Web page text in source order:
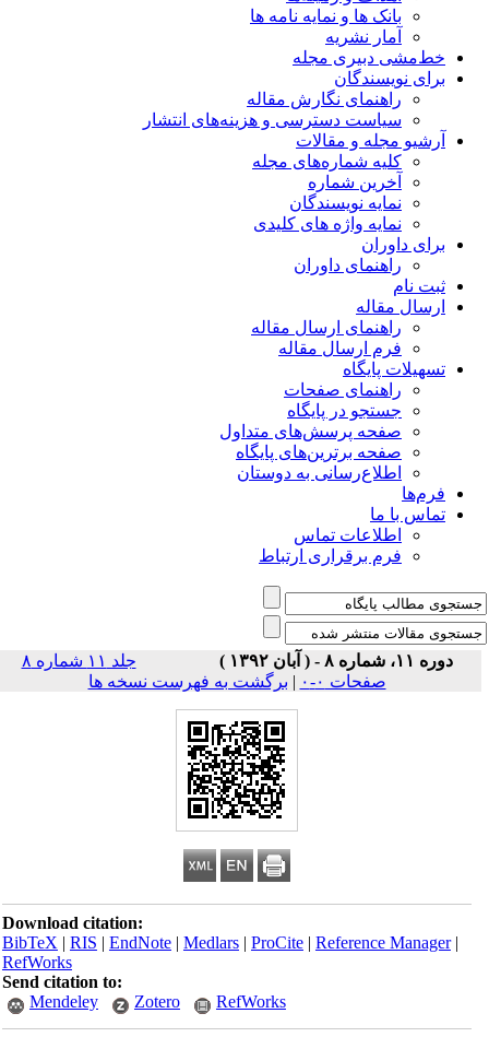
بانک ها و نمایه نامه ها
آمار نشریه
خط‌مشی دبیری مجله
برای نویسندگان
راهنمای نگارش مقاله
سیاست دسترسی و هزینه‌های انتشار
آرشیو مجله و مقالات
کلیه شماره‌های مجله
آخرین شماره
نمایه نویسندگان
نمایه واژه های کلیدی
برای داوران
راهنمای داوران
ثبت نام
ارسال مقاله
راهنمای ارسال مقاله
فرم ارسال مقاله
تسهیلات پایگاه
راهنمای صفحات
جستجو در پایگاه
صفحه پرسش‌های متداول
صفحه برترین‌های پایگاه
اطلاع‌رسانی به دوستان
فرم‌ها
تماس با ما
اطلاعات تماس
فرم برقراری ارتباط
دوره ۱۱، شماره ۸ - ( آبان ۱۳۹۲ )
جلد ۱۱ شماره ۸
صفحات ۰-۰
| برگشت به فهرست نسخه ها
Download citation:
BibTeX|RIS|EndNote|Medlars|ProCite|Reference Manager
RefWorks
Send citation to:
Mendeley
Zotero RefWorks